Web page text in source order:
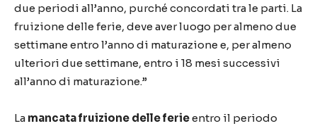
due periodi all’anno, purché concordati tra le parti. La
fruizione delle ferie, deve aver luogo per almeno due
settimane entro l’anno di maturazione e, per almeno
ulteriori due settimane, entro i 18 mesi successivi
all’anno di maturazione.”
La mancata fruizione delle ferieentro il periodo